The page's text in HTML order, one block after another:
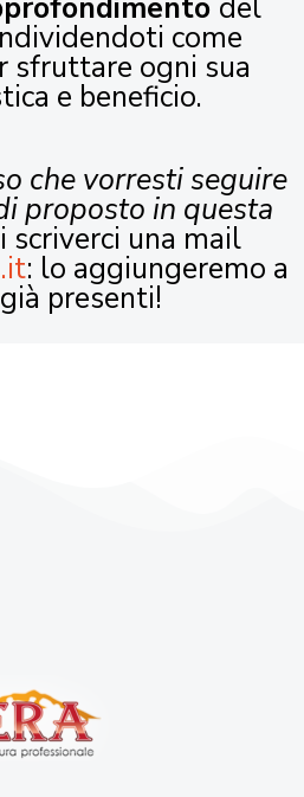
del
come
sfruttare ogni sua
e beneficio.
che vorresti seguire
proposto in questa
scriverci una mail
: lo aggiungeremo a
presenti!